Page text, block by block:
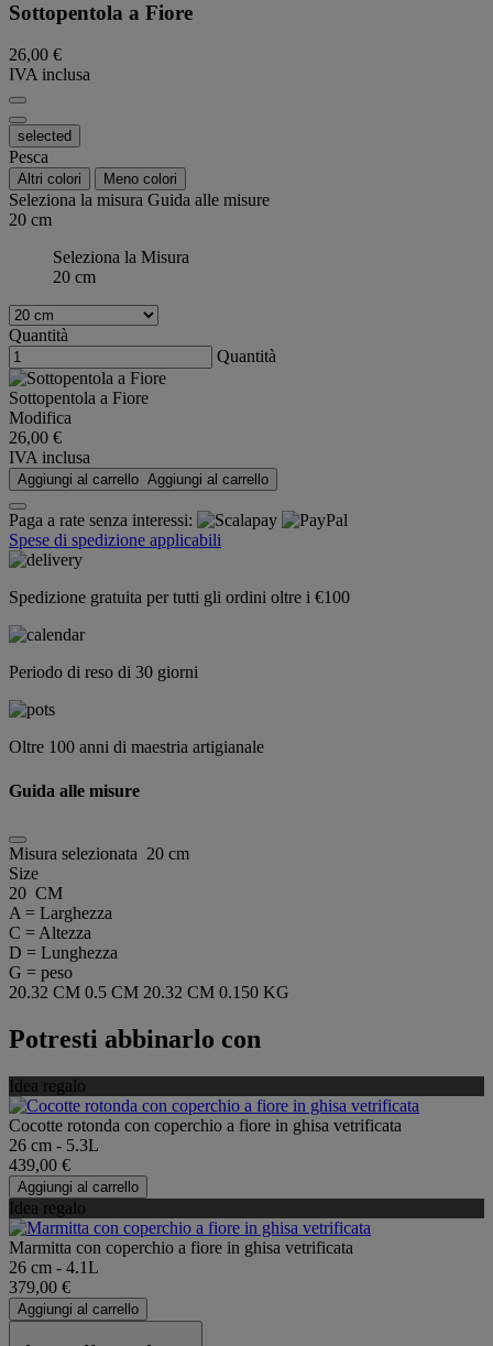
Sottopentola a Fiore
26,00 €
IVA inclusa
selected
Pesca
Altri colori Meno colori
Seleziona la misura Guida alle misure
20 cm
Seleziona la Misura
20 cm
Quantità
Quantità
Sottopentola a Fiore
Modifica
26,00 €
IVA inclusa
Aggiungi al carrello Aggiungi al carrello
Paga a rate senza interessi:
Spese di spedizione applicabili
Spedizione gratuita per tutti gli ordini oltre i €100
Periodo di reso di 30 giorni
Oltre 100 anni di maestria artigianale
Guida alle misure
Misura selezionata 20 cm
Size
20 CM
A = Larghezza
C = Altezza
D = Lunghezza
G = peso
20.32 CM 0.5 CM 20.32 CM 0.150 KG
Potresti abbinarlo con
Idea regalo
Cocotte rotonda con coperchio a fiore in ghisa vetrificata
26 cm - 5.3L
439,00 €
Aggiungi al carrello
Idea regalo
Marmitta con coperchio a fiore in ghisa vetrificata
26 cm - 4.1L
379,00 €
Aggiungi al carrello